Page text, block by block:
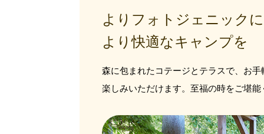
よりフォトジェニック
より快適なキャンプを
森に包まれたコテージとテラスで、お
楽しみいただけます。至福の時をご堪能